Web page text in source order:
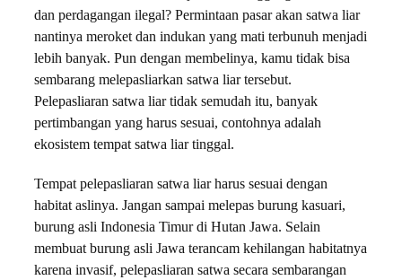
dan perdagangan ilegal? Permintaan pasar akan satwa liar
nantinya meroket dan indukan yang mati terbunuh menjadi
lebih banyak. Pun dengan membelinya, kamu tidak bisa
sembarang melepasliarkan satwa liar tersebut.
Pelepasliaran satwa liar tidak semudah itu, banyak
pertimbangan yang harus sesuai, contohnya adalah
ekosistem tempat satwa liar tinggal.
Tempat pelepasliaran satwa liar harus sesuai dengan
habitat aslinya. Jangan sampai melepas burung kasuari,
burung asli Indonesia Timur di Hutan Jawa. Selain
membuat burung asli Jawa terancam kehilangan habitatnya
karena invasif, pelepasliaran satwa secara sembarangan